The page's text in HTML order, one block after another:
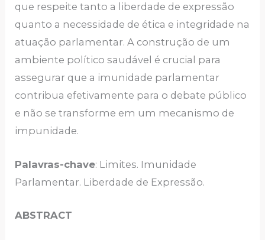
que respeite tanto a liberdade de expressão
quanto a necessidade de ética e integridade na
atuação parlamentar. A construção de um
ambiente político saudável é crucial para
assegurar que a imunidade parlamentar
contribua efetivamente para o debate público
e não se transforme em um mecanismo de
impunidade.
Palavras-chave: Limites. Imunidade
Parlamentar. Liberdade de Expressão.
ABSTRACT